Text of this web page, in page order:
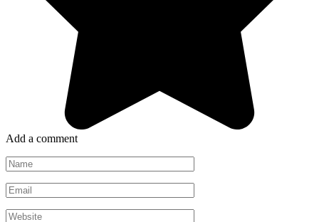
Add a comment
Name
*
Email
*
Website